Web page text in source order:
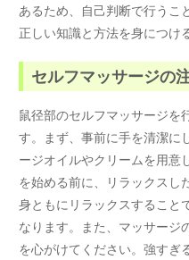
あるため、自己判断で行うこ
正しい知識と方法を身につけ
セルフマッサージの
鼠径部のセルフマッサージを
す。まず、事前に手を清潔に
ージオイルやクリームを用意
を始める前に、リラックスし
身ともにリラックスすること
なります。また、マッサージ
を心がけてください。強すぎ